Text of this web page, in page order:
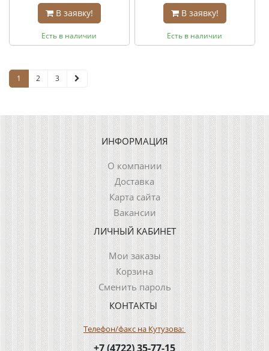
В заявку!
Есть в наличии
В заявку!
Есть в наличии
1 2 3
ИНФОРМАЦИЯ
О компании
Доставка
Карта сайта
Вакансии
ЛИЧНЫЙ КАБИНЕТ
Мои заказы
Корзина
Сменить пароль
КОНТАКТЫ
Телефон/факс на Кутузова:
+7 (4722) 35-77-15